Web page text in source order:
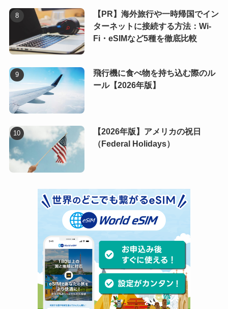
【PR】海外旅行や一時帰国でイン
ターネットに接続する方法：Wi-
Fi・eSIMなど5種を徹底比較
飛行機に食べ物を持ち込む際のル
ール【2026年版】
【2026年版】アメリカの祝日
（Federal Holidays）